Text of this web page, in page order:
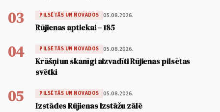
03 PILSĒTĀS UN NOVADOS 05.08.2026.
Rūjienas aptiekai – 185
04 PILSĒTĀS UN NOVADOS 05.08.2026.
Krāšņi un skanīgi aizvadīti Rūjienas pilsētas
svētki
05 PILSĒTĀS UN NOVADOS 05.08.2026.
Izstādes Rūjienas Izstāžu zālē